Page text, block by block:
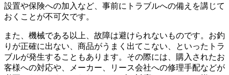
設置や保険への加入など、事前にトラブルへの備えを講じて
おくことが不可欠です。
また、機械である以上、故障は避けられないものです。お釣
りが正確に出ない、商品がうまく出てこない、といったトラ
ブルが発生することもあります。その際には、購入されたお
客様への対応や、メーカー、リース会社への修理手配などが